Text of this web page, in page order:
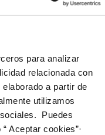
para analizar
relacionada con
a partir de
utilizamos
Puedes
Aceptar cookies”·